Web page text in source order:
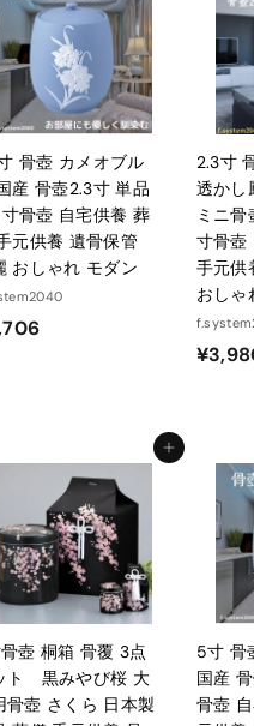
骨壺 カメオブル
産 骨壺2.3寸 単品
骨壺 自宅供養 葬
元供養 遺骨保管
おしゃれ モダン
¥
2.3寸
透かし
ミニ
寸骨壺
手元供
おしゃ
カートに入れる
壺 桐箱 骨覆 3点
ト 黒みやび桜 大
骨壺 さくら 日本製
5寸 骨
国産
骨壺